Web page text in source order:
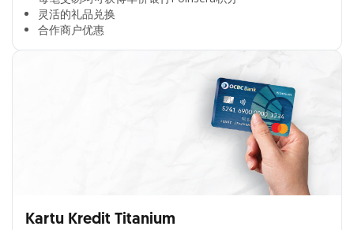
灵活的礼品兑换​
合作商户优惠​
Kartu Kredit Titanium